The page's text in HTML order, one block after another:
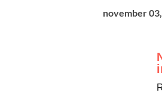
november